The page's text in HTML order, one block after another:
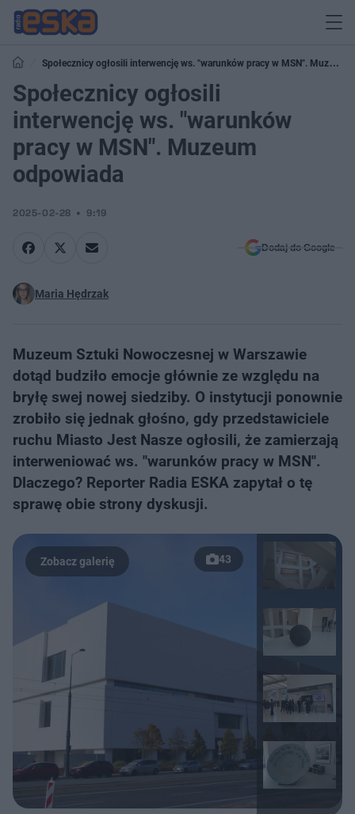
Społecznicy ogłosili interwencję ws. "warunków pracy w MSN". Muzeum
odpowiada
Społecznicy ogłosili
interwencję ws. "warunków
pracy w MSN". Muzeum
odpowiada
2025-02-28 9:19
Dodaj do Google
Maria Hędrzak
Muzeum Sztuki Nowoczesnej w Warszawie
dotąd budziło emocje głównie ze względu na
bryłę swej nowej siedziby. O instytucji ponownie
zrobiło się jednak głośno, gdy przedstawiciele
ruchu Miasto Jest Nasze ogłosili, że zamierzają
interweniować ws. "warunków pracy w MSN".
Dlaczego? Reporter Radia ESKA zapytał o tę
sprawę obie strony dyskusji.
43